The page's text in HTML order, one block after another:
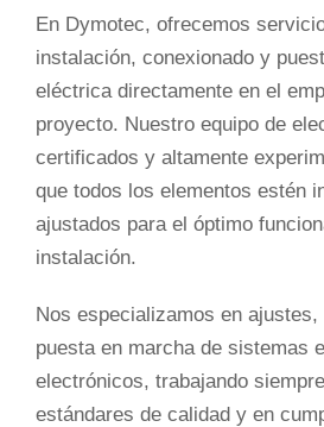
En Dymotec, ofrecemos
instalación, conexionado y
eléctrica directamente en el
proyecto. Nuestro equipo de
certificados y altamente
que todos los elementos estén
ajustados para el óptimo
instalación.
Nos especializamos en
puesta en marcha de sistemas
electrónicos, trabajando
estándares de calidad y en